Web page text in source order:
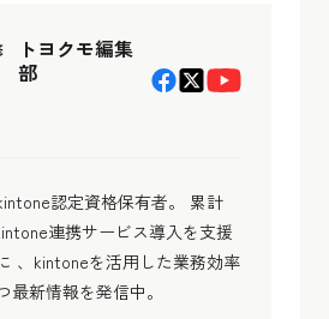
トヨクモ編集
部
認定資格保有者。 累計
連携サービス導入を支援
、kintoneを活用した業務効率
最新情報を発信中。